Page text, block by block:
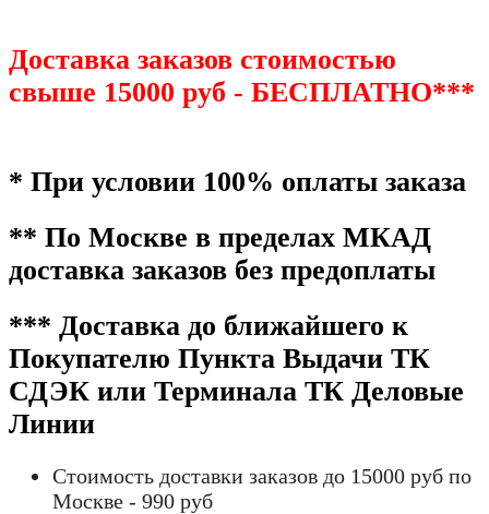
Доставка заказов стоимостью
свыше 15000 руб - БЕСПЛАТНО***
* При условии 100% оплаты заказа
** По Москве в пределах МКАД
доставка заказов без предоплаты
*** Доставка до ближайшего к
Покупателю Пункта Выдачи ТК
СДЭК или Терминала ТК Деловые
Линии
Стоимость доставки заказов до 15000 руб по
Москве - 990 руб